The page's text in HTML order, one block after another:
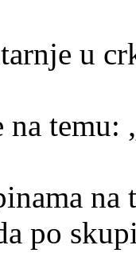
u
na temu:
na
po